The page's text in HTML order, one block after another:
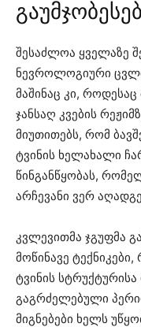
შესაძლოა ყველაზე
ნევროლოგიური
მაშინაც კი,
ჯანსაღ კვების
მიუთითებს, რომ
ტვინის ხელახალი
წინგანწყობას,
არჩევანი ვერ
კვლევითმა ჯგუფმა
მოწინავე
ტვინის
გაგრძელებული
მიგნებები ხელს